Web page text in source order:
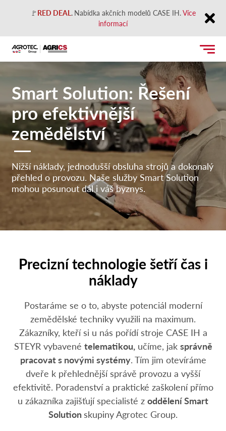
🚩RED DEAL. Nabídka akčních modelů CASE IH.Více
informací
Close
Smart Solution: Řešení
pro efektivnější
zemědělství
Nižší náklady, jednodušší obsluha strojů a dokonalý
přehled o provozu. Naše služby Smart Solution
mohou posunout dál i váš byznys.
Precizní technologie šetří čas i
náklady
Postaráme se o to, abyste potenciál moderní
zemědělské techniky využili na maximum.
Zákazníky, kteří si u nás pořídí stroje CASE IH a
STEYR vybavené telematikou,učíme, jak správně
pracovat s novými systémy. Tím jim otevíráme
dveře k přehlednější správě provozu a vyšší
efektivitě. Poradenství a praktické zaškolení přímo
u zákazníka zajišťují specialisté z oddělení Smart
Solution skupiny Agrotec Group.